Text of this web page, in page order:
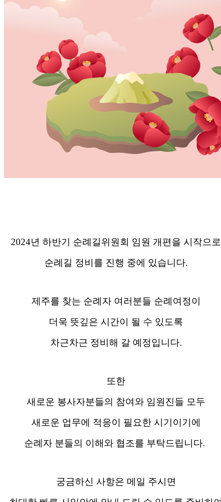
2024년 하반기 순례길위원회 임원 개편을 시작으로
순례길 정비를 진행 중에 있습니다.
제주를 찾는 순례자 여러분들 순례여정이
더욱 뜻깊은 시간이 될 수 있도록
차근차근 정비해 갈 예정입니다.
또한
새로운 봉사자분들의 참여와 임원진들 모두
새로운 업무에 적응이 필요한 시기이기에
순례자 분들의 이해와 협조를 부탁드립니다.
궁금하신 사항은 메일 주시면